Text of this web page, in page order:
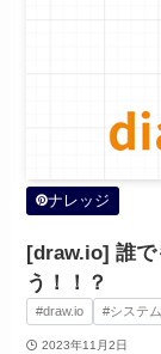
ナレッジ
[draw.io] 誰で
う！！？
#draw.io #システ
2023年11月2日